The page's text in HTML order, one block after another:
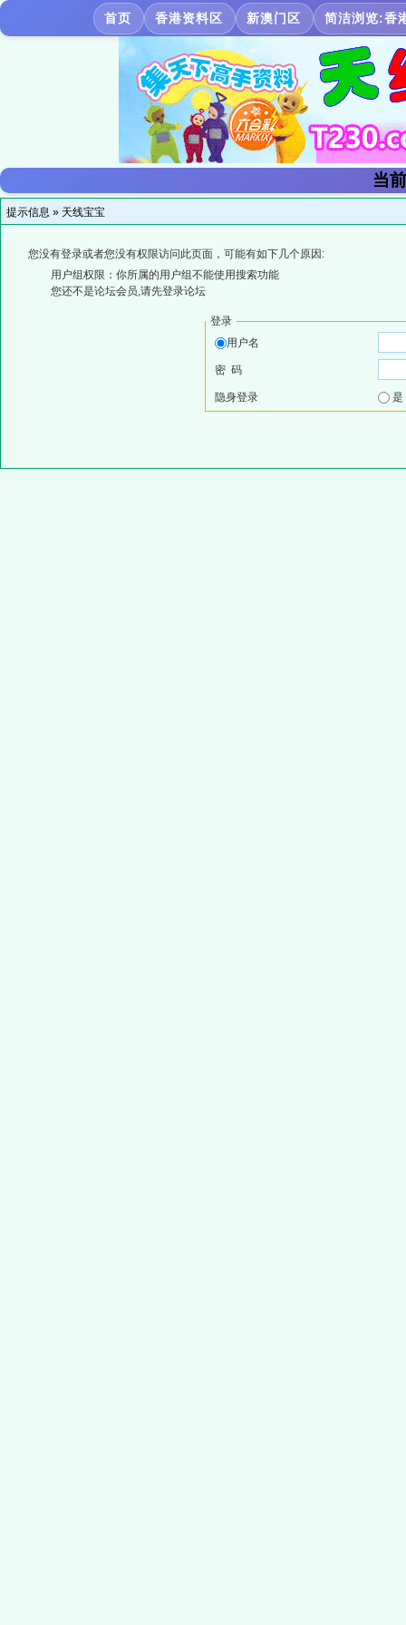
首页 香港资料区 新澳门区 简洁浏览:香
当
提示信息 » 天线宝宝
您没有登录或者您没有权限访问此页面，可能有如下几个原因:
用户组权限：你所属的用户组不能使用搜索功能
您还不是论坛会员,请先登录论坛
登录
用户名
密 码
隐身登录